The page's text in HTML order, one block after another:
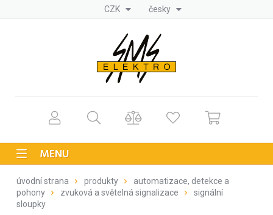
CZK česky
MENU
úvodní strana produkty
automatizace, detekce a
pohony
zvuková a světelná signalizace
signální
sloupky